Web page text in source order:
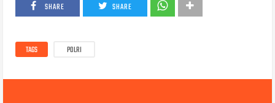
SHARE SHARE
TAGS POLRI